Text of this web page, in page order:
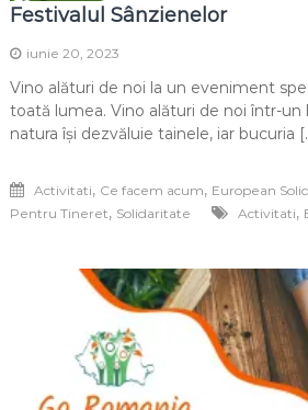
Festivalul Sânzienelor
iunie 20, 2023
Vino alături de noi la un eveniment
toată lumea. Vino alături de noi într-un
natura își dezvăluie tainele, iar bucuria
Activitati, Ce facem acum, European
Pentru Tineret, Solidaritate Activitati,